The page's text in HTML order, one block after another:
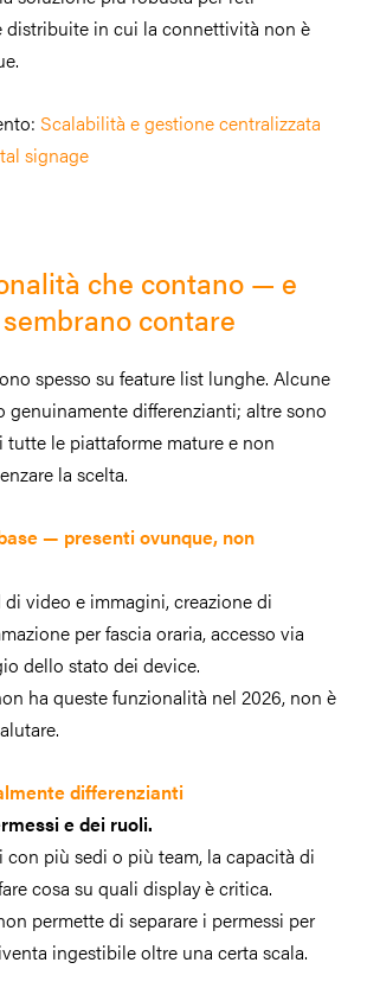
distribuite in cui la connettività non è
Scalabilità e gestione centralizzata
signage
che contano — e
contare
spesso su feature list lunghe. Alcune
genuinamente differenzianti; altre sono
tutte le piattaforme mature e non
la scelta.
— presenti ovunque, non
video e immagini, creazione di
per fascia oraria, accesso via
dello stato dei device.
ha queste funzionalità nel 2026, non è
differenzianti
e dei ruoli.
con più sedi o più team, la capacità di
cosa su quali display è critica.
permette di separare i permessi per
ingestibile oltre una certa scala.